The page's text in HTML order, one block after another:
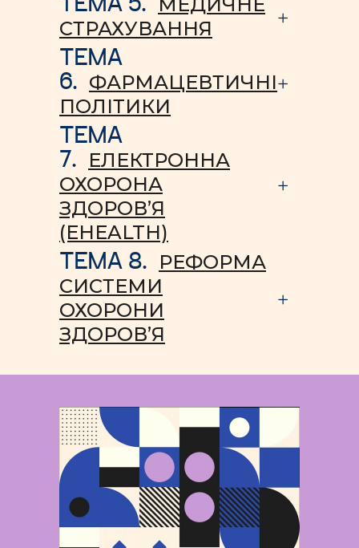
СТРАХУВАННЯ
ТЕМА
6. ФАРМАЦЕВТИЧНІ
ПОЛІТИКИ
ТЕМА
7.
ЕЛЕКТРОННА
ОХОРОНА
ЗДОРОВ’Я
(EHEALTH)
ТЕМА 8.
РЕФОРМА
СИСТЕМИ
ОХОРОНИ
ЗДОРОВ’Я